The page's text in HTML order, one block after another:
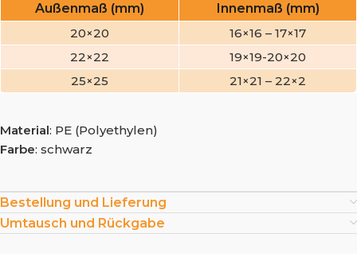
Außenmaß (mm)
Innenmaß (mm)
20×20
16×16 – 17×17
22×22
19×19-20×20
25×25
21×21 – 22×2
Material: PE (Polyethylen)
Farbe: schwarz
Bestellung und Lieferung
Umtausch und Rückgabe